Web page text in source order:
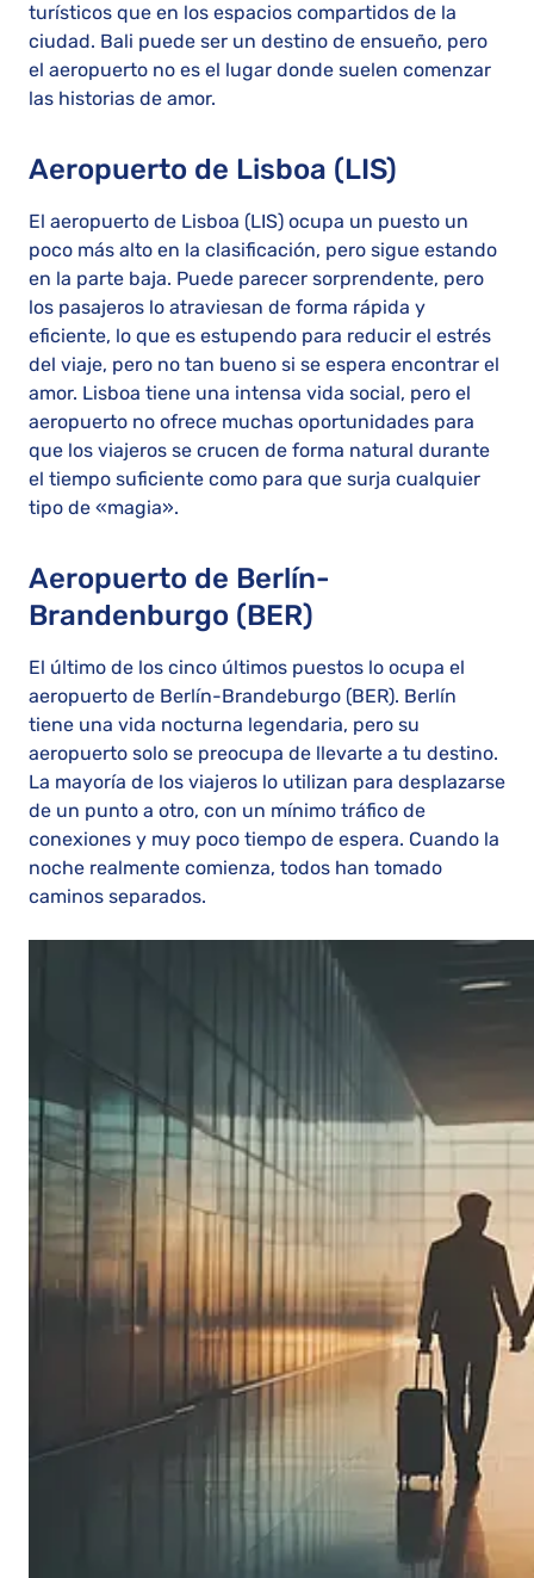
turísticos que en los espacios compartidos de la
ciudad. Bali puede ser un destino de ensueño, pero
el aeropuerto no es el lugar donde suelen comenzar
las historias de amor.
Aeropuerto de Lisboa (LIS)
El aeropuerto de Lisboa (LIS) ocupa un puesto un
poco más alto en la clasificación, pero sigue estando
en la parte baja. Puede parecer sorprendente, pero
los pasajeros lo atraviesan de forma rápida y
eficiente, lo que es estupendo para reducir el estrés
del viaje, pero no tan bueno si se espera encontrar el
amor. Lisboa tiene una intensa vida social, pero el
aeropuerto no ofrece muchas oportunidades para
que los viajeros se crucen de forma natural durante
el tiempo suficiente como para que surja cualquier
tipo de «magia».
Aeropuerto de Berlín-
Brandenburgo (BER)
El último de los cinco últimos puestos lo ocupa el
aeropuerto de Berlín-Brandeburgo (BER). Berlín
tiene una vida nocturna legendaria, pero su
aeropuerto solo se preocupa de llevarte a tu destino.
La mayoría de los viajeros lo utilizan para desplazarse
de un punto a otro, con un mínimo tráfico de
conexiones y muy poco tiempo de espera. Cuando la
noche realmente comienza, todos han tomado
caminos separados.